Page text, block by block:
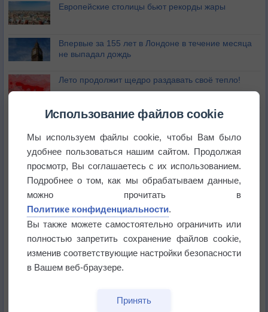
Европейские столицы бьют рекорды жары
Впервые за 155 лет в Лондоне в течение месяца
не выпадал дождь
Лето продолжит щедро раздавать своё тепло!
Погода в Екатеринбурге 5 августа
Погода в Краснодаре 5 августа
Погода в Москве 5 августа
Зной продолжит усиливаться
Изменение климата России происходит очень
Использование файлов cookie
Мы используем файлы cookie, чтобы Вам было
удобнее пользоваться нашим сайтом. Продолжая
просмотр, Вы соглашаетесь с их использованием.
Подробнее о том, как мы обрабатываем данные,
можно прочитать в
Политике конфиденциальности.
Вы также можете самостоятельно ограничить или
полностью запретить сохранение файлов cookie,
изменив соответствующие настройки безопасности
в Вашем веб-браузере.
Принять